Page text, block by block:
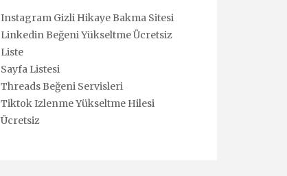
Instagram Gizli Hikaye Bakma Sitesi
Linkedin Beğeni Yükseltme Ücretsiz
Liste
Sayfa Listesi
Threads Beğeni Servisleri
Tiktok Izlenme Yükseltme Hilesi
Ücretsiz